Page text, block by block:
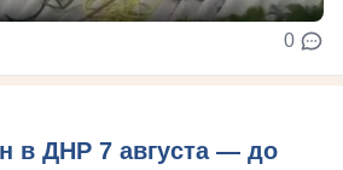
0
в ДНР 7 августа — до